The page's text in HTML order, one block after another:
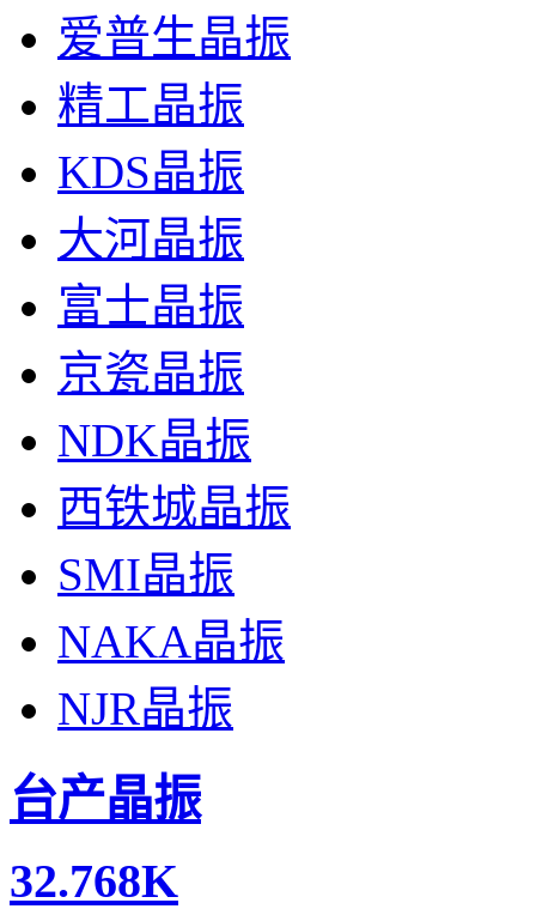
爱普生晶振
精工晶振
KDS晶振
大河晶振
富士晶振
京瓷晶振
NDK晶振
西铁城晶振
SMI晶振
NAKA晶振
NJR晶振
台产晶振
32.768K